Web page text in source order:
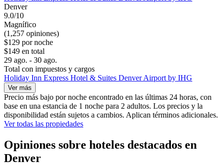
Denver
9.0/10
Magnífico
(1,257 opiniones)
$129 por noche
$149 en total
29 ago. - 30 ago.
Total con impuestos y cargos
Holiday Inn Express Hotel & Suites Denver Airport by IHG
Ver más
Precio más bajo por noche encontrado en las últimas 24 horas, con
base en una estancia de 1 noche para 2 adultos. Los precios y la
disponibilidad están sujetos a cambios. Aplican términos adicionales.
Ver todas las propiedades
Opiniones sobre hoteles destacados en
Denver